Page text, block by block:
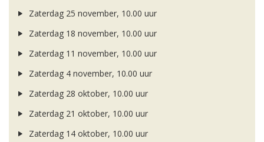
Zaterdag 25 november, 10.00 uur
Zaterdag 18 november, 10.00 uur
Zaterdag 11 november, 10.00 uur
Zaterdag 4 november, 10.00 uur
Zaterdag 28 oktober, 10.00 uur
Zaterdag 21 oktober, 10.00 uur
Zaterdag 14 oktober, 10.00 uur